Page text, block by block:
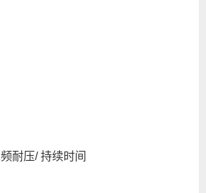
压/ 持续时间